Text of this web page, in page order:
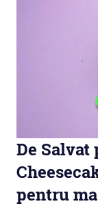
De Salvat
pentru